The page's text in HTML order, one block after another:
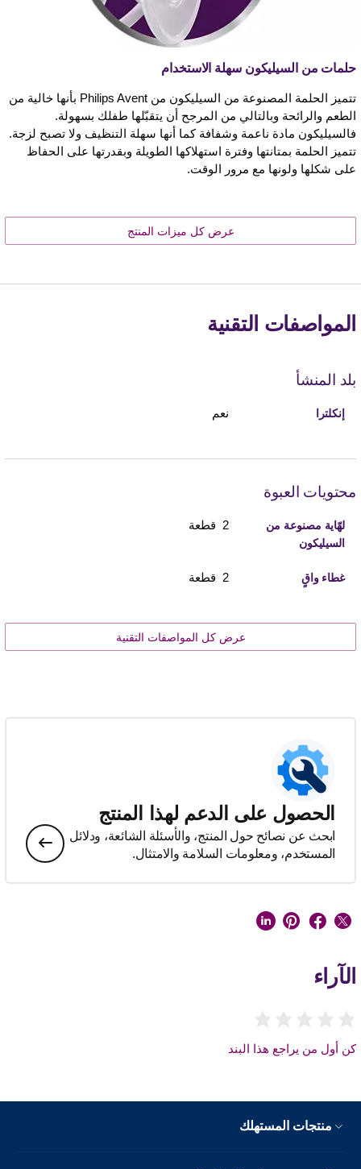
حلمات من السيليكون سهلة الاستخدام
تتميز الحلمة المصنوعة من السيليكون من Philips Avent بأنها خالية من
الطعم والرائحة وبالتالي من المرجح أن يتقبّلها طفلك بسهولة.
فالسيليكون مادة ناعمة وشفافة كما أنها سهلة التنظيف ولا تصبح لزجة.
تتميز الحلمة بمتانتها وفترة استهلاكها الطويلة وبقدرتها على الحفاظ
على شكلها ولونها مع مرور الوقت.
عرض كل ميزات المنتج
المواصفات التقنية
بلد المنشأ
إنكلترا نعم
محتويات العبوة
لهّاية مصنوعة من
السيليكون
2 قطعة
غطاء واقٍ 2 قطعة
عرض كل المواصفات التقنية
الحصول على الدعم لهذا المنتج
ابحث عن نصائح حول المنتج، والأسئلة الشائعة، ودلائل
المستخدم، ومعلومات السلامة والامتثال.
الآراء
كن أول من يراجع هذا البند
منتجات المستهلك